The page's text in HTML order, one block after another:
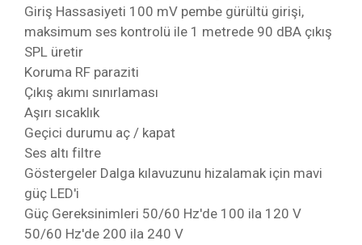
Giriş Hassasiyeti 100 mV pembe gürültü girişi,
maksimum ses kontrolü ile 1 metrede 90 dBA çıkış
SPL üretir
Koruma RF paraziti
Çıkış akımı sınırlaması
Aşırı sıcaklık
Geçici durumu aç / kapat
Ses altı filtre
Göstergeler Dalga kılavuzunu hizalamak için mavi
güç LED'i
Güç Gereksinimleri 50/60 Hz'de 100 ila 120 V
50/60 Hz'de 200 ila 240 V